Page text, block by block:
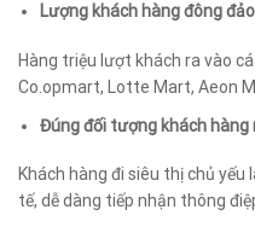
Lượng khách hàng đông
Hàng triệu lượt khách ra vào
Co.opmart, Lotte Mart, Aeon
Đúng đối tượng khách hàng
Khách hàng đi siêu thị chủ
tế, dễ dàng tiếp nhận thông